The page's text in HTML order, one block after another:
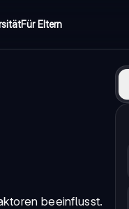
Für Eltern
beeinflusst.